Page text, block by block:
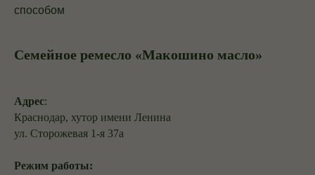
способом
Семейное ремесло «Макошино масло»
Адрес:
Краснодар, хутор имени Ленина
ул. Сторожевая 1-я 37а
Режим работы: